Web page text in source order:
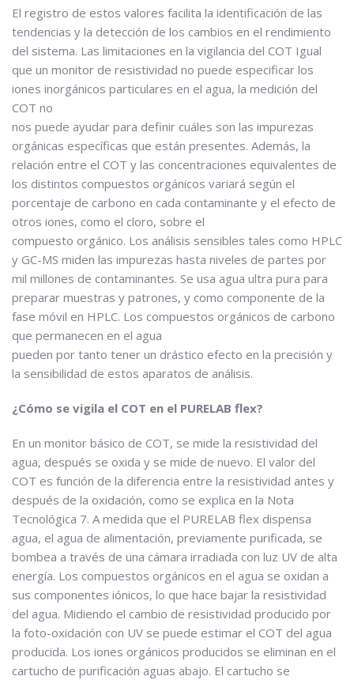
El registro de estos valores facilita la identificación de las
tendencias y la detección de los cambios en el rendimiento
del sistema. Las limitaciones en la vigilancia del COT Igual
que un monitor de resistividad no puede especificar los
iones inorgánicos particulares en el agua, la medición del
COT no
nos puede ayudar para definir cuáles son las impurezas
orgánicas específicas que están presentes. Además, la
relación entre el COT y las concentraciones equivalentes de
los distintos compuestos orgánicos variará según el
porcentaje de carbono en cada contaminante y el efecto de
otros iones, como el cloro, sobre el
compuesto orgánico. Los análisis sensibles tales como HPLC
y GC-MS miden las impurezas hasta niveles de partes por
mil millones de contaminantes. Se usa agua ultra pura para
preparar muestras y patrones, y como componente de la
fase móvil en HPLC. Los compuestos orgánicos de carbono
que permanecen en el agua
pueden por tanto tener un drástico efecto en la precisión y
la sensibilidad de estos aparatos de análisis.
¿Cómo se vigila el COT en el PURELAB flex?
En un monitor básico de COT, se mide la resistividad del
agua, después se oxida y se mide de nuevo. El valor del
COT es función de la diferencia entre la resistividad antes y
después de la oxidación, como se explica en la Nota
Tecnológica 7. A medida que el PURELAB flex dispensa
agua, el agua de alimentación, previamente purificada, se
bombea a través de una cámara irradiada con luz UV de alta
energía. Los compuestos orgánicos en el agua se oxidan a
sus componentes iónicos, lo que hace bajar la resistividad
del agua. Midiendo el cambio de resistividad producido por
la foto-oxidación con UV se puede estimar el COT del agua
producida. Los iones orgánicos producidos se eliminan en el
cartucho de purificación aguas abajo. El cartucho se